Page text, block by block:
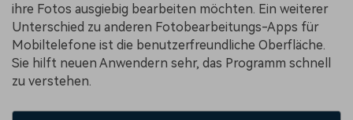
ihre Fotos ausgiebig bearbeiten möchten. Ein weiterer
Unterschied zu anderen Fotobearbeitungs-Apps für
Mobiltelefone ist die benutzerfreundliche Oberfläche.
Sie hilft neuen Anwendern sehr, das Programm schnell
zu verstehen.